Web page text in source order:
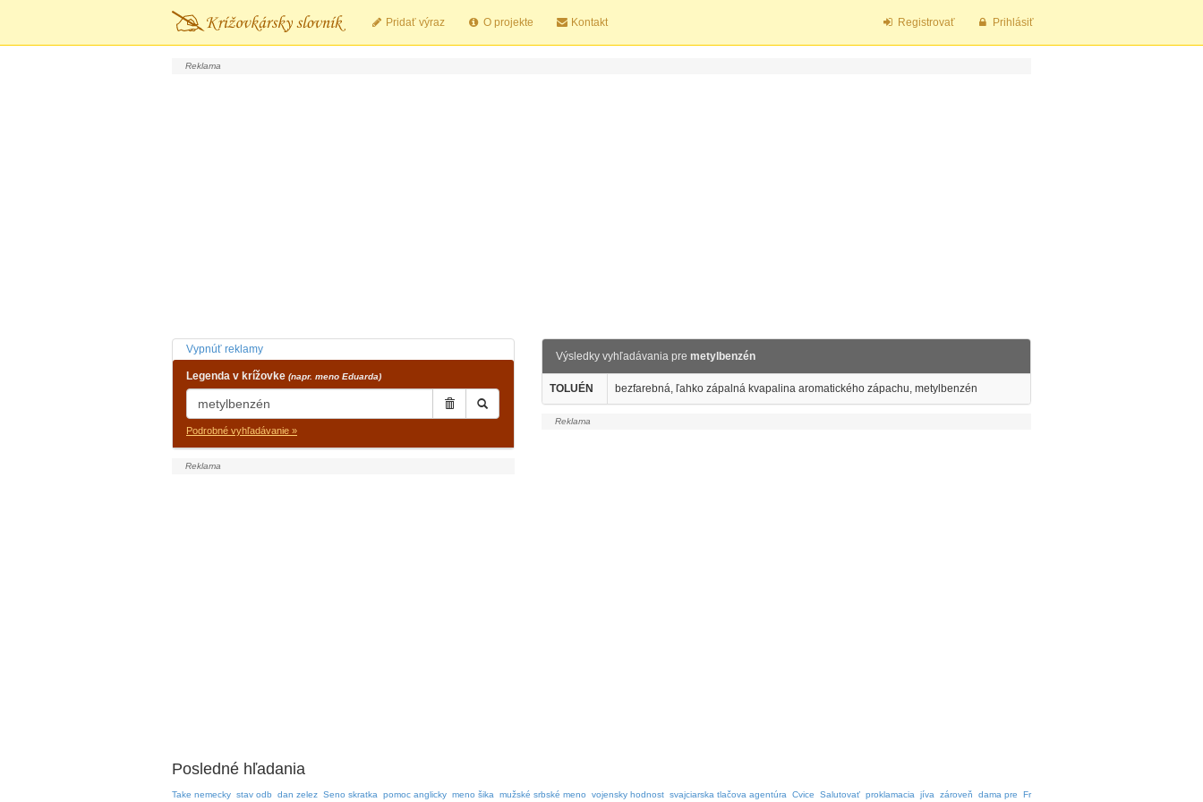
Pridať výraz O projekte Kontakt Registrovať Prihlásiť
Vypnúť reklamy
Legenda v krížovke (napr. meno Eduarda)
Podrobné vyhľadávanie »
Výsledky vyhľadávania pre metylbenzén
TOLUÉN bezfarebná, ľahko zápalná kvapalina aromatického zápachu, metylbenzén
Posledné hľadania
Take nemecky stav odb dan zelez Seno skratka pomoc anglicky meno šika mužské srbské meno vojensky hodnost svajciarska tlačova agentúra Cvice Salutovať proklamacia jíva zároveň dama pre Fr